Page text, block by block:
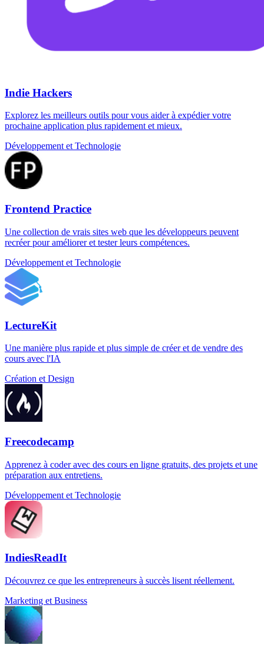
Indie Hackers
Explorez les meilleurs outils pour vous aider à expédier votre
prochaine application plus rapidement et mieux.
Développement et Technologie
Frontend Practice
Une collection de vrais sites web que les développeurs peuvent
recréer pour améliorer et tester leurs compétences.
Développement et Technologie
LectureKit
Une manière plus rapide et plus simple de créer et de vendre des
cours avec l'IA
Création et Design
Freecodecamp
Apprenez à coder avec des cours en ligne gratuits, des projets et une
préparation aux entretiens.
Développement et Technologie
IndiesReadIt
Découvrez ce que les entrepreneurs à succès lisent réellement.
Marketing et Business